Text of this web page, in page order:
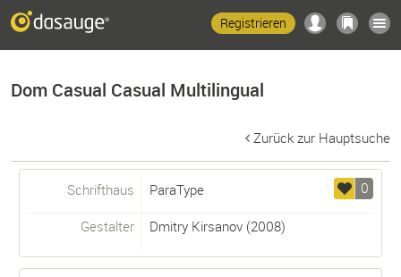
Registrieren
Dom Casual Casual Multilingual
Zurück zur Hauptsuche
0
Schrifthaus ParaType
Gestalter Dmitry Kirsanov(2008)